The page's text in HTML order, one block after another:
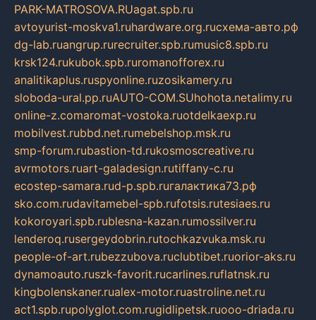
PARK-MATROSOVA.RUagat.spb.ru
avtoyurist-moskva1.ruhardware.org.ruсхема-авто.рф
dg-lab.ruangrup.rurecruiter.spb.rumusic8.spb.ru
krsk124.rukubok.spb.ruromanofforex.ru
analitikaplus.ruspyonline.ruzosikamery.ru
sloboda-ural.pp.ruAUTO-COM.SUhohota.netalimy.ru
online-z.comaromat-vostoka.ruotdelkaexp.ru
mobilvest.rubbd.net.rumebelshop.msk.ru
smp-forum.rubastion-td.rukosmoscreative.ru
avrmotors.ruart-galadesign.rutiffany-c.ru
ecostep-samara.rud-p.spb.ruгалактика73.рф
sko.com.rudavitamebel-spb.rufotsis.rutesiaes.ru
kokoroyari.spb.rublesna-kazan.rumossilver.ru
lenderoq.rusergeydobrin.rutochkazvuka.msk.ru
people-of-art.rubezzubova.ruclubtibet.ruorior-aks.ru
dynamoauto.ruszk-favorit.rucarlines.ruflatnsk.ru
kingbolenskaner.rualex-motor.ruastroline.net.ru
act1.spb.rupolyglot.com.rugidlipetsk.ruooo-driada.ru